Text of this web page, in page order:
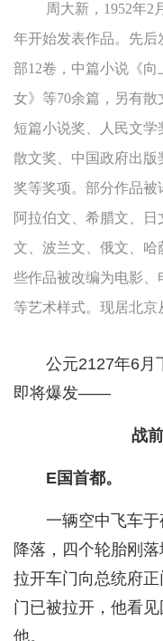
周大新，1952年2
年开始发表作品。先后
部12卷，中篇小说《
女》等70余篇，另有
短篇小说奖、人民文
散文奖、中国政府出
奖等奖项。部分作品被
阿拉伯文、希腊文、
文、波兰文、俄文、
些作品被改编为电影、
等艺术样式。现居北京
公元2127年6月
即将爆发——
战
E国首都。
一辆空中飞车
降落，四个轮胎刚
拉开车门向总统府
门已被拉开，他看
他。